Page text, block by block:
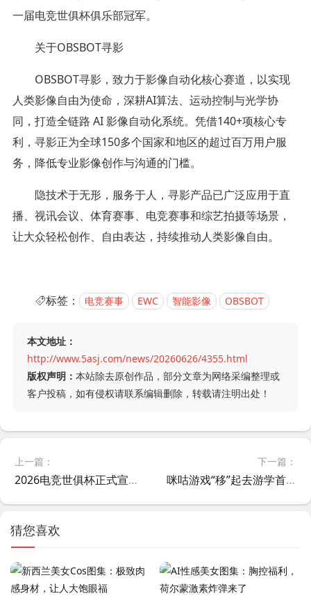
一届电竞世俱杯俱乐部冠军。
关于OBSBOT寻影
OBSBOT寻影，致力于影像自动化核心赛道，以实现
人类影像自由为使命，深耕AI算法、运动控制与光学协
同，打造全链路 AI 影像自动化系统。凭借140+项核心专
利，寻影正为全球150多个国家和地区的超过百万用户服
务，降低专业影像创作与沟通的门槛。
隐技术于无形，服务于人，寻影产品已广泛应用于直
播、视讯会议、体育赛事、电竞赛事和综艺拍摄等场景，
让大众轻松创作、自由表达，持续推动人类影像自由。
标签： 电竞赛事 EWC 智能影像 OBSBOT
本文地址：
http://www.5asj.com/news/20260626/4355.html
版权声明： 本站除去原创作品，部分文章为网络采编整理或
客户投稿，如有侵权请联系编辑删除，转载请注明出处！
上一篇：
2026电竞世俱杯正式宣布与中国八大数字平台达成合作
下一篇：
咪咕游戏“移”起去游学首站启程，2026动感地带校园电竞联赛全面升级
猜您喜欢